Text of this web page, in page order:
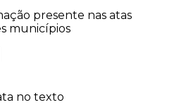
presente nas atas
municípios
no texto